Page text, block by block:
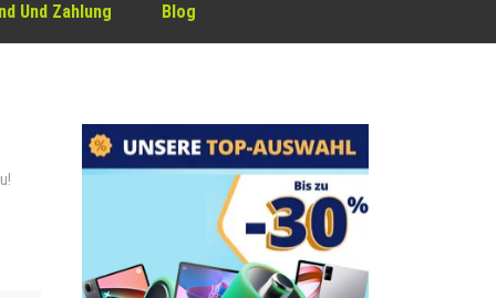
Und Zahlung Blog